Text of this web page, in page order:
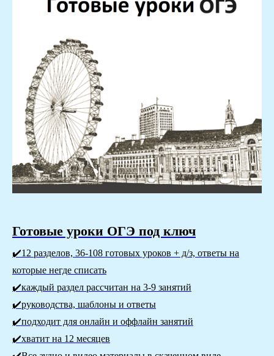
Готовые уроки OГЭ под ключ
✔️12 разделов, 36-108 готовых уроков + д/з, ответы на
которые негде списать
✔️каждый раздел рассчитан на 3-9 занятий
✔️руководства, шаблоны и ответы
✔️подходит для онлайн и оффлайн занятий
✔️хватит на 12 месяцев